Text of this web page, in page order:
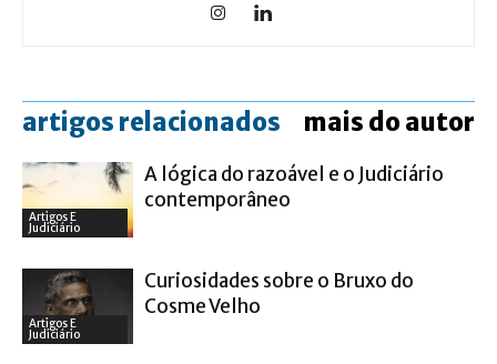
artigos relacionados mais do autor
Artigos E
Judiciário
A lógica do razoável e o Judiciário
contemporâneo
Artigos E
Judiciário
Curiosidades sobre o Bruxo do
Cosme Velho